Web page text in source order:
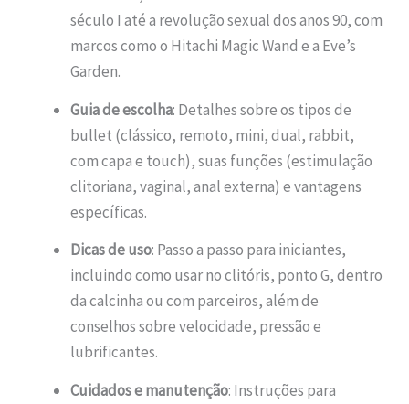
século I até a revolução sexual dos anos 90, com
marcos como o Hitachi Magic Wand e a Eve’s
Garden.
Guia de escolha: Detalhes sobre os tipos de
bullet (clássico, remoto, mini, dual, rabbit,
com capa e touch), suas funções (estimulação
clitoriana, vaginal, anal externa) e vantagens
específicas.
Dicas de uso: Passo a passo para iniciantes,
incluindo como usar no clitóris, ponto G, dentro
da calcinha ou com parceiros, além de
conselhos sobre velocidade, pressão e
lubrificantes.
Cuidados e manutenção: Instruções para